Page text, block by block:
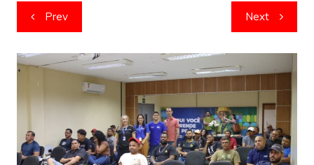
Navegação
de
artigos
Prev Next